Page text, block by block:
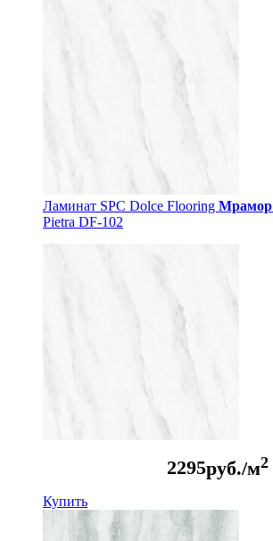
Ламинат SPC Dolce Flooring
Pietra DF-102
2295руб./м2
Купить